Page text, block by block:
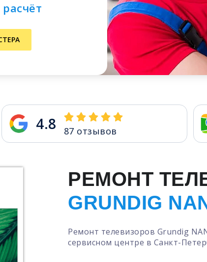
4.8 87 отзывов
РЕМОНТ
GRUNDIG
Ремонт телевизоров Grundig
сервисном центре в Санкт-